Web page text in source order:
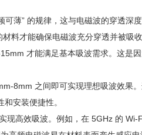
薄” 的规律，这与电磁波的穿透深度
材料才能确保电磁波充分穿透并被
才能满足基本吸波需求。这是
8mm 之间即可实现理想吸波效果
安装便捷性。
现高效吸波。例如，在 5GHz 的